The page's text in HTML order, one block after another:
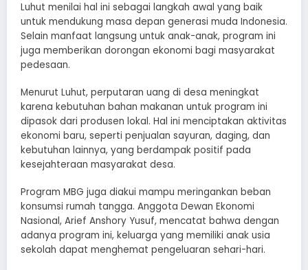
Luhut menilai hal ini sebagai langkah awal yang baik
untuk mendukung masa depan generasi muda Indonesia.
Selain manfaat langsung untuk anak-anak, program ini
juga memberikan dorongan ekonomi bagi masyarakat
pedesaan.
Menurut Luhut, perputaran uang di desa meningkat
karena kebutuhan bahan makanan untuk program ini
dipasok dari produsen lokal. Hal ini menciptakan aktivitas
ekonomi baru, seperti penjualan sayuran, daging, dan
kebutuhan lainnya, yang berdampak positif pada
kesejahteraan masyarakat desa.
Program MBG juga diakui mampu meringankan beban
konsumsi rumah tangga. Anggota Dewan Ekonomi
Nasional, Arief Anshory Yusuf, mencatat bahwa dengan
adanya program ini, keluarga yang memiliki anak usia
sekolah dapat menghemat pengeluaran sehari-hari.